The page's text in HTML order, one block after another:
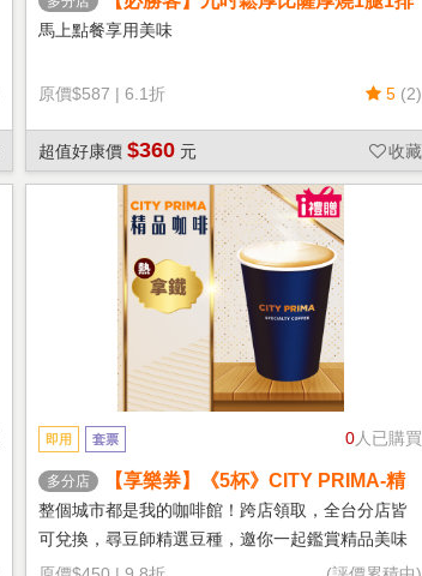
套餐 享樂券
馬上點餐享用美味
原價$587 | 6.1折 5 (2)
超值好康價 $360 元 收藏
0人已購買
即用 套票
多分店
【享樂券】《5杯》CITY PRIMA-精
品拿鐵(中杯-熱)
整個城市都是我的咖啡館！跨店領取，全台分店皆
可兌換，尋豆師精選豆種，邀你一起鑑賞精品美味